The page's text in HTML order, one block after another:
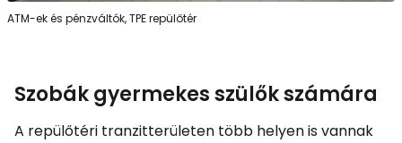
ATM-ek és pénzváltók, TPE repülőtér
Szobák gyermekes szülők számára
A repülőtéri tranzitterületen több helyen is vannak